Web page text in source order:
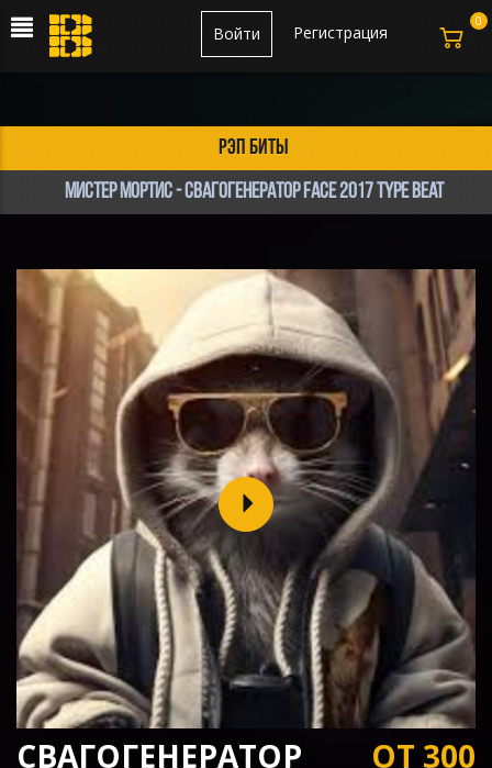
Регистрация
Войти
рэп биты
мистер мортис - свагогенератор face 2017 type beat
СВАГОГЕНЕРАТОР ОТ 300
0